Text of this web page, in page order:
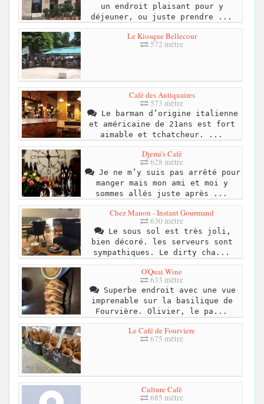
un endroit plaisant pour y
déjeuner, ou juste prendre ...
Le Kiosque Bellecour
572 mètre
Café des Antiquaires
573 mètre
Le barman d’origine italienne
et américaine de 21ans est fort
aimable et tchatcheur. ...
Djemi's Café
628 mètre
Je ne m’y suis pas arrêté pour
manger mais mon ami et moi y
sommes allés juste après ...
Chez Manon - Instant Gourmand
630 mètre
Le sous sol est très joli,
bien décoré. les serveurs sont
sympathiques. Le dirty cha...
O'Quai Wine
633 mètre
Superbe endroit avec une vue
imprenable sur la basilique de
Fourvière. Olivier, le pa...
Le Café de Fourviere
675 mètre
Culture Café
685 mètre